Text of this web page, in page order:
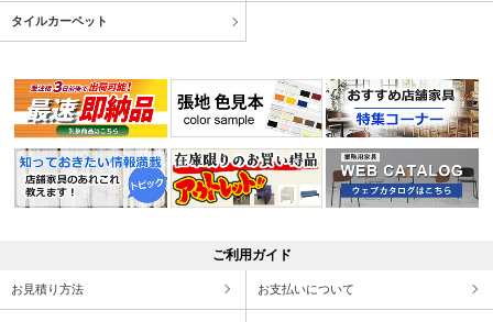
タイルカーペット
ご利用ガイド
お見積り方法 お支払いについて